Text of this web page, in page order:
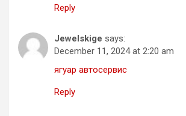
Reply
Jewelskige says:
December 11, 2024 at 2:20 am
ягуар автосервис
Reply